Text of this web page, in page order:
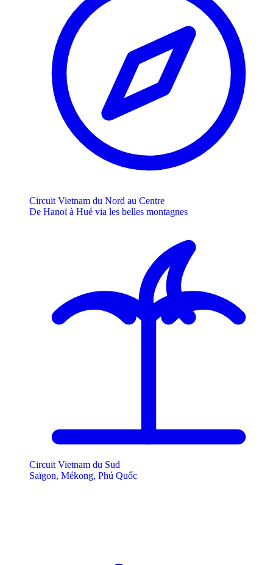
Circuit Vietnam du Nord au Centre
De Hanoï à Hué via les belles montagnes
Circuit Vietnam du Sud
Saïgon, Mékong, Phú Quốc